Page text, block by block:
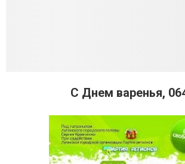
С Днем варенья,